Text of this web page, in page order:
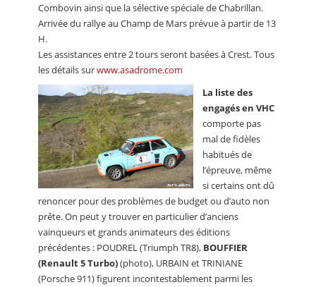
Combovin ainsi que la sélective spéciale de Chabrillan.
Arrivée du rallye au Champ de Mars prévue à partir de 13
H.
Les assistances entre 2 tours seront basées à Crest. Tous
les détails surwww.asadrome.com
La liste des
engagés en VHC
comporte pas
mal de fidèles
habitués de
l’épreuve, même
si certains ont dû
renoncer pour des problèmes de budget ou d’auto non
prête. On peut y trouver en particulier d’anciens
vainqueurs et grands animateurs des éditions
précédentes : POUDREL (Triumph TR8), BOUFFIER
(Renault 5 Turbo)(photo), URBAIN et TRINIANE
(Porsche 911) figurent incontestablement parmi les